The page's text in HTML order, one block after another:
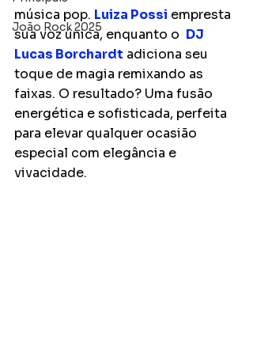
João Rock 2025
música pop. Luiza Possi empresta
sua voz única, enquanto o DJ
Lucas Borchardt adiciona seu
toque de magia remixando as
faixas. O resultado? Uma fusão
energética e sofisticada, perfeita
para elevar qualquer ocasião
especial com elegância e
vivacidade.